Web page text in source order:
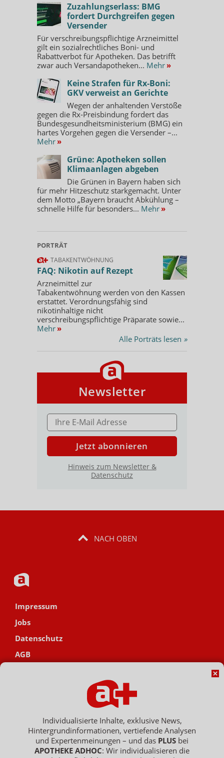
Zuzahlungserlass: BMG
fordert Durchgreifen gegen
Versender
Für verschreibungspflichtige Arzneimittel
gilt ein sozialrechtliches Boni- und
Rabattverbot für Apotheken. Das betrifft
zwar auch Versandapotheken... Mehr »
Keine Strafen für Rx-Boni:
GKV verweist an Gerichte
Wegen der anhaltenden Verstöße
gegen die Rx-Preisbindung fordert das
Bundesgesundheitsministerium (BMG) ein
hartes Vorgehen gegen die Versender –...
Mehr »
Grüne: Apotheken sollen
Klimaanlagen abgeben
Die Grünen in Bayern haben sich
für mehr Hitzeschutz starkgemacht. Unter
dem Motto „Bayern braucht Abkühlung –
schnelle Hilfe für besonders... Mehr »
PORTRÄT
TABAKENTWÖHNUNG
FAQ: Nikotin auf Rezept
Arzneimittel zur
Tabakentwöhnung werden von den Kassen
erstattet. Verordnungsfähig sind
nikotinhaltige nicht
verschreibungspflichtige Präparate sowie...
Mehr »
Alle Porträts lesen »
Newsletter
E-MAIL ADRESSE
Jetzt abonnieren
Hinweis zum Newsletter &
Datenschutz
NACH OBEN
Impressum
Jobs
Datenschutz
AGB
Hinweisgebersystem
Vertrag widerrufen
Copyright © 2007 - 2026 , APOTHEKE ADHOC ist ein Dienst der ELPATO
Medien GmbH / Franz-Ehrlich-Str. 12 / 12489 Berlin
Individualisierte Inhalte, exklusive News,
Hintergrundinformationen, vertiefende Analysen
und Expertenmeinungen – und das PLUS bei
APOTHEKE ADHOC: Wir individualisieren die